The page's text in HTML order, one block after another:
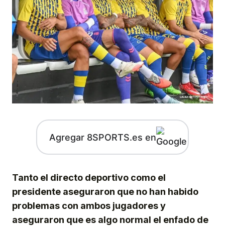
Agregar 8SPORTS.es en
Tanto el directo deportivo como el
presidente aseguraron que no han habido
problemas con ambos jugadores y
aseguraron que es algo normal el enfado de